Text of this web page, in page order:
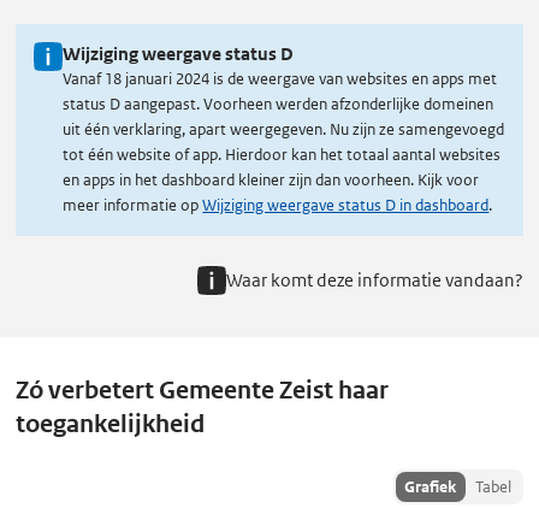
Wijziging weergave status D
Vanaf 18 januari 2024 is de weergave van websites en apps met
status D aangepast. Voorheen werden afzonderlijke domeinen
uit één verklaring, apart weergegeven. Nu zijn ze samengevoegd
tot één website of app. Hierdoor kan het totaal aantal websites
en apps in het dashboard kleiner zijn dan voorheen. Kijk voor
meer informatie opWijziging weergave status D in dashboard.
Waar komt deze informatie vandaan?
Zó verbetert Gemeente Zeist haar
toegankelijkheid
Toon
Grafiek Tabel